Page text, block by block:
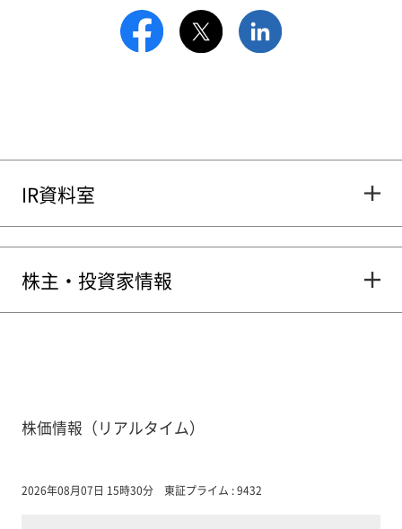
IR資料室
株主・投資家情報
株価情報（リアルタイム）
2026年08月07日 15時30分 東証プライム : 9432